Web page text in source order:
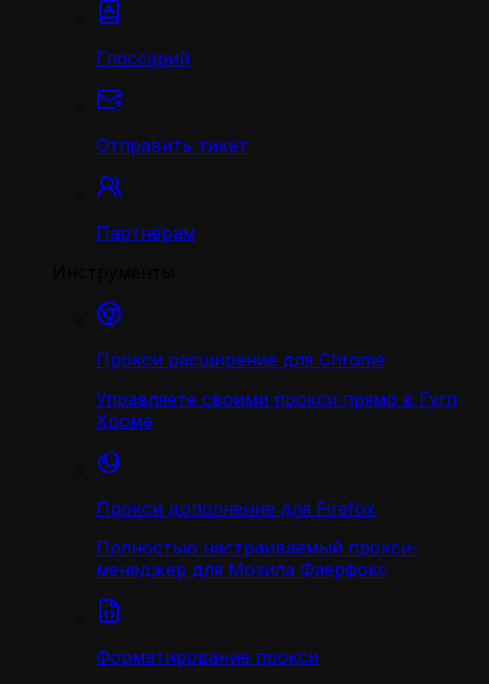
Глоссарий
Отправить тикет
Партнёрам
Прокси расширение для Chrome
Управляете своими прокси прямо в Гугл
Хроме
Прокси дополнение для Firefox
Полностью настраиваемый прокси-
менеджер для Мозила Фаерфокс
Форматирование прокси